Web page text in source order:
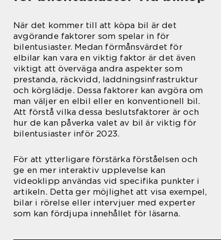
När det kommer till att köpa bil är det
avgörande faktorer som spelar in för
bilentusiaster. Medan förmånsvärdet för
elbilar kan vara en viktig faktor är det även
viktigt att överväga andra aspekter som
prestanda, räckvidd, laddningsinfrastruktur
och körglädje. Dessa faktorer kan avgöra om
man väljer en elbil eller en konventionell bil.
Att förstå vilka dessa beslutsfaktorer är och
hur de kan påverka valet av bil är viktig för
bilentusiaster inför 2023.
För att ytterligare förstärka förståelsen och
ge en mer interaktiv upplevelse kan
videoklipp användas vid specifika punkter i
artikeln. Detta ger möjlighet att visa exempel,
bilar i rörelse eller intervjuer med experter
som kan fördjupa innehållet för läsarna.